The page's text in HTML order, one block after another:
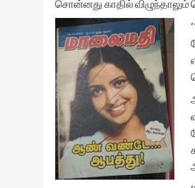
சொன்னது காதில்